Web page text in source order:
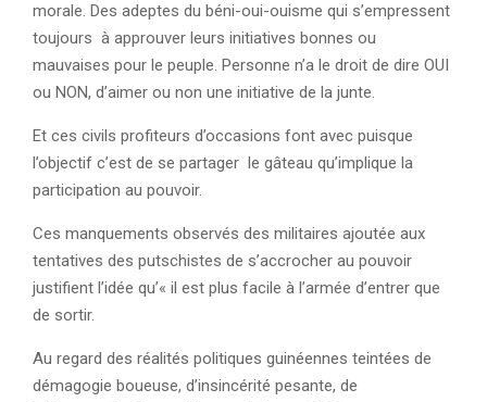
morale. Des adeptes du béni-oui-ouisme qui s’empressent
toujours à approuver leurs initiatives bonnes ou
mauvaises pour le peuple. Personne n’a le droit de dire OUI
ou NON, d’aimer ou non une initiative de la junte.
Et ces civils profiteurs d’occasions font avec puisque
l’objectif c’est de se partager le gâteau qu’implique la
participation au pouvoir.
Ces manquements observés des militaires ajoutée aux
tentatives des putschistes de s’accrocher au pouvoir
justifient l’idée qu’« il est plus facile à l’armée d’entrer que
de sortir.
Au regard des réalités politiques guinéennes teintées de
démagogie boueuse, d’insincérité pesante, de